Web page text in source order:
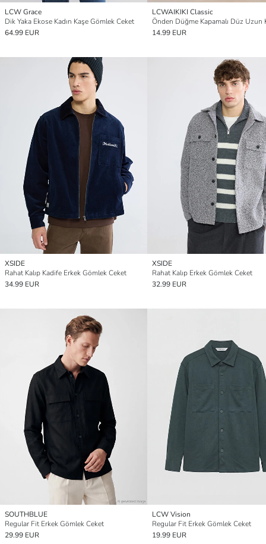
LCW Grace
Dik Yaka Ekose Kadın Kaşe Gömlek Ceket
64.99 EUR
LCWAIKIKI Classic
14.99 EUR
XSIDE
Rahat Kalıp Kadife Erkek Gömlek Ceket
34.99 EUR
XSIDE
Rahat Kalıp Erkek Gömlek Ceket
32.99 EUR
SOUTHBLUE
Regular Fit Erkek Gömlek Ceket
29.99 EUR
LCW Vision
Regular Fit Erkek Gömlek Ceket
19.99 EUR